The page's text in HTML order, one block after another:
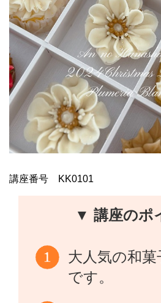
講座番号 KK0101
▼ 講座のポ
大人気の和
です。